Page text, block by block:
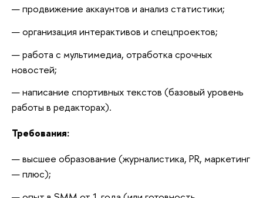
продвижение аккаунтов и анализ статистики;
организация интерактивов и спецпроектов;
работа с мультимедиа, отработка срочных
новостей;
написание спортивных текстов (базовый уровень
работы в редакторах).
Требования:
высшее образование (журналистика, PR, маркетинг
— плюс);